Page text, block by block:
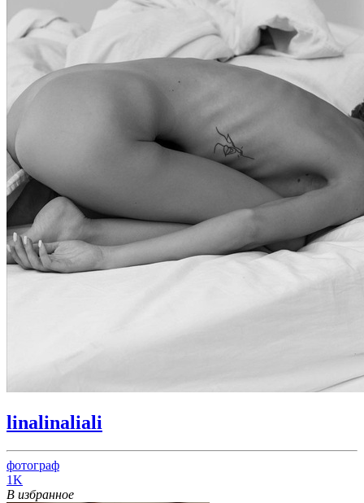
linalinaliali
фотограф
1K
В избранное